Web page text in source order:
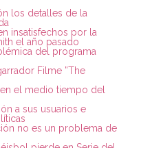
los detalles de la
insatisfechos por la
el año pasado
del programa
Filme ”The
el medio tiempo del
a sus usuarios e
no es un problema de